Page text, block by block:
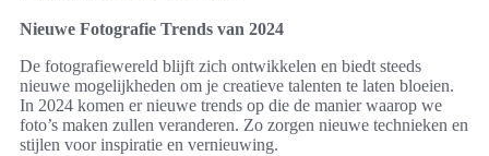
Nieuwe Fotografie Trends van 2024
De fotografiewereld blijft zich ontwikkelen en biedt steeds
nieuwe mogelijkheden om je creatieve talenten te laten bloeien.
In 2024 komen er nieuwe trends op die de manier waarop we
foto’s maken zullen veranderen. Zo zorgen nieuwe technieken en
stijlen voor inspiratie en vernieuwing.